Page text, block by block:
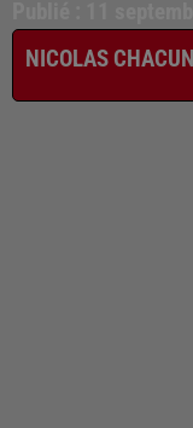
NICOLAS CHACUN